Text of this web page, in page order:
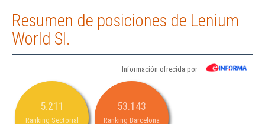
Resumen de posiciones de Lenium
World Sl.
Información ofrecida por
5.211
Ranking Sectorial
53.143
Ranking Barcelona